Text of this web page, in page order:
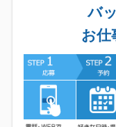
バ
お仕